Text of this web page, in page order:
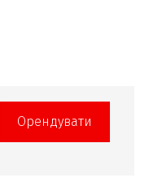
Орендувати